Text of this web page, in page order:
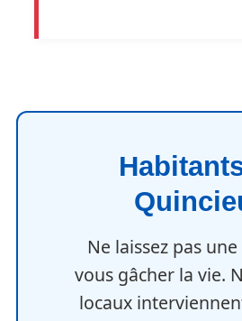
Ne laissez pas
vous gâcher la vie.
locaux